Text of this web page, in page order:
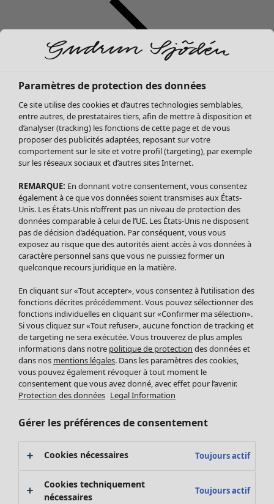
Soldes Vêtements
Tous les vêtements
Robes
Tuniques
Blouses
Tops
Gilets
Pantalon
Jupes
Leggings et collants
Accessoires
Chaussures
Vêtements de bain
Basics
Soldes Mobilier
Bonnes affaires déco
Décoration
Textiles
Tapis
Éponge
Paramètres de protection des données
Ce site utilise des cookies et d’autres technologies semblables,
entre autres, de prestataires tiers, afin de mettre à disposition et
d’analyser (tracking) les fonctions de cette page et de vous
proposer des publicités adaptées, reposant sur votre
comportement sur le site et votre profil (targeting), par exemple
sur les réseaux sociaux et d’autres sites Internet.
REMARQUE: En donnant votre consentement, vous consentez
également à ce que vos données soient transmises aux États-
Unis. Les États-Unis n’offrent pas un niveau de protection des
données comparable à celui de l’UE. Les États-Unis ne disposent
pas de décision d’adéquation. Par conséquent, vous vous
exposez au risque que des autorités aient accès à vos données à
caractère personnel sans que vous ne puissiez former un
quelconque recours juridique en la matière.
En cliquant sur «Tout accepter», vous consentez à l’utilisation des
fonctions décrites précédemment. Vous pouvez sélectionner des
fonctions individuelles en cliquant sur «Confirmer ma sélection».
Si vous cliquez sur «Tout refuser», aucune fonction de tracking et
de targeting ne sera exécutée. Vous trouverez de plus amples
informations dans notre politique de protection des données et
dans nos mentions légales. Dans les paramètres des cookies,
vous pouvez également révoquer à tout moment le
consentement que vous avez donné, avec effet pour l’avenir.
Protection des données Legal Information
Gérer les préférences de consentement
Cookies nécessaires Toujours actif
Cookies techniquement
nécessaires
Toujours actif